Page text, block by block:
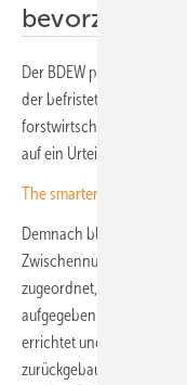
bevorzugt
Der BDEW plädiert in
der befristeten Nutzung
forstwirtschaftlichen
auf ein Urteil des
The smarter E Europe:
Demnach bleibt eine
Zwischennutzung dem
zugeordnet, wenn die
aufgegeben wird. Da
errichtet und am Ende
zurückgebaut werden,